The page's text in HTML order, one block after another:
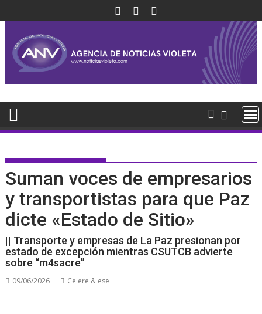
al
contenido
Suman voces de empresarios
y transportistas para que Paz
dicte «Estado de Sitio»
|| Transporte y empresas de La Paz presionan por
estado de excepción mientras CSUTCB advierte
sobre “m4sacre”
09/06/2026 Ce ere & ese